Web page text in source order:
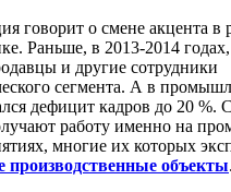
говорит о смене акцента в
Раньше, в 2013-2014
и другие сотрудники
сегмента. А в
дефицит кадров до 20 %.
работу именно на
многие их которых
производственные объекты